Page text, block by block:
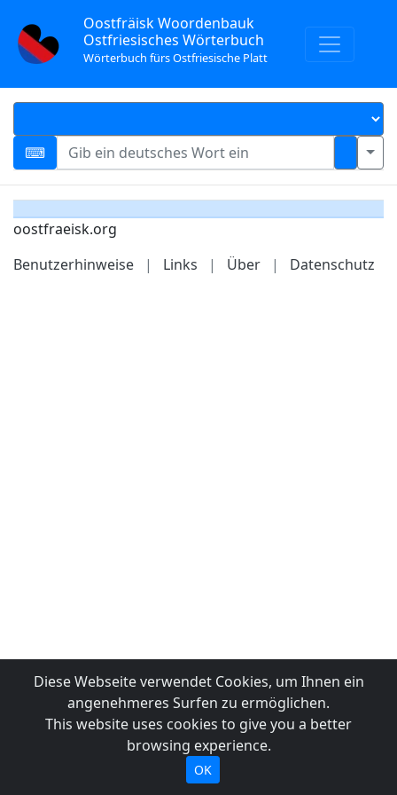
Oostfräisk Woordenbauk
Ostfriesisches Wörterbuch
Wörterbuch fürs Ostfriesische Platt
oostfraeisk.org
Benutzerhinweise
| Links | Über | Datenschutz
Diese Webseite verwendet Cookies, um Ihnen ein
angenehmeres Surfen zu ermöglichen.
This website uses cookies to give you a better
browsing experience.
OK